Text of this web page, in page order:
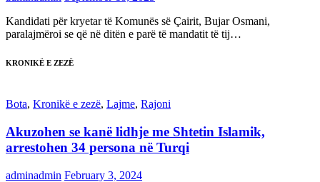
Kandidati për kryetar të Komunës së Çairit, Bujar Osmani,
paralajmëroi se që në ditën e parë të mandatit të tij…
KRONIKË E ZEZË
Bota, Kronikë e zezë, Lajme, Rajoni
Akuzohen se kanë lidhje me Shtetin Islamik,
arrestohen 34 persona në Turqi
adminadmin February 3, 2024